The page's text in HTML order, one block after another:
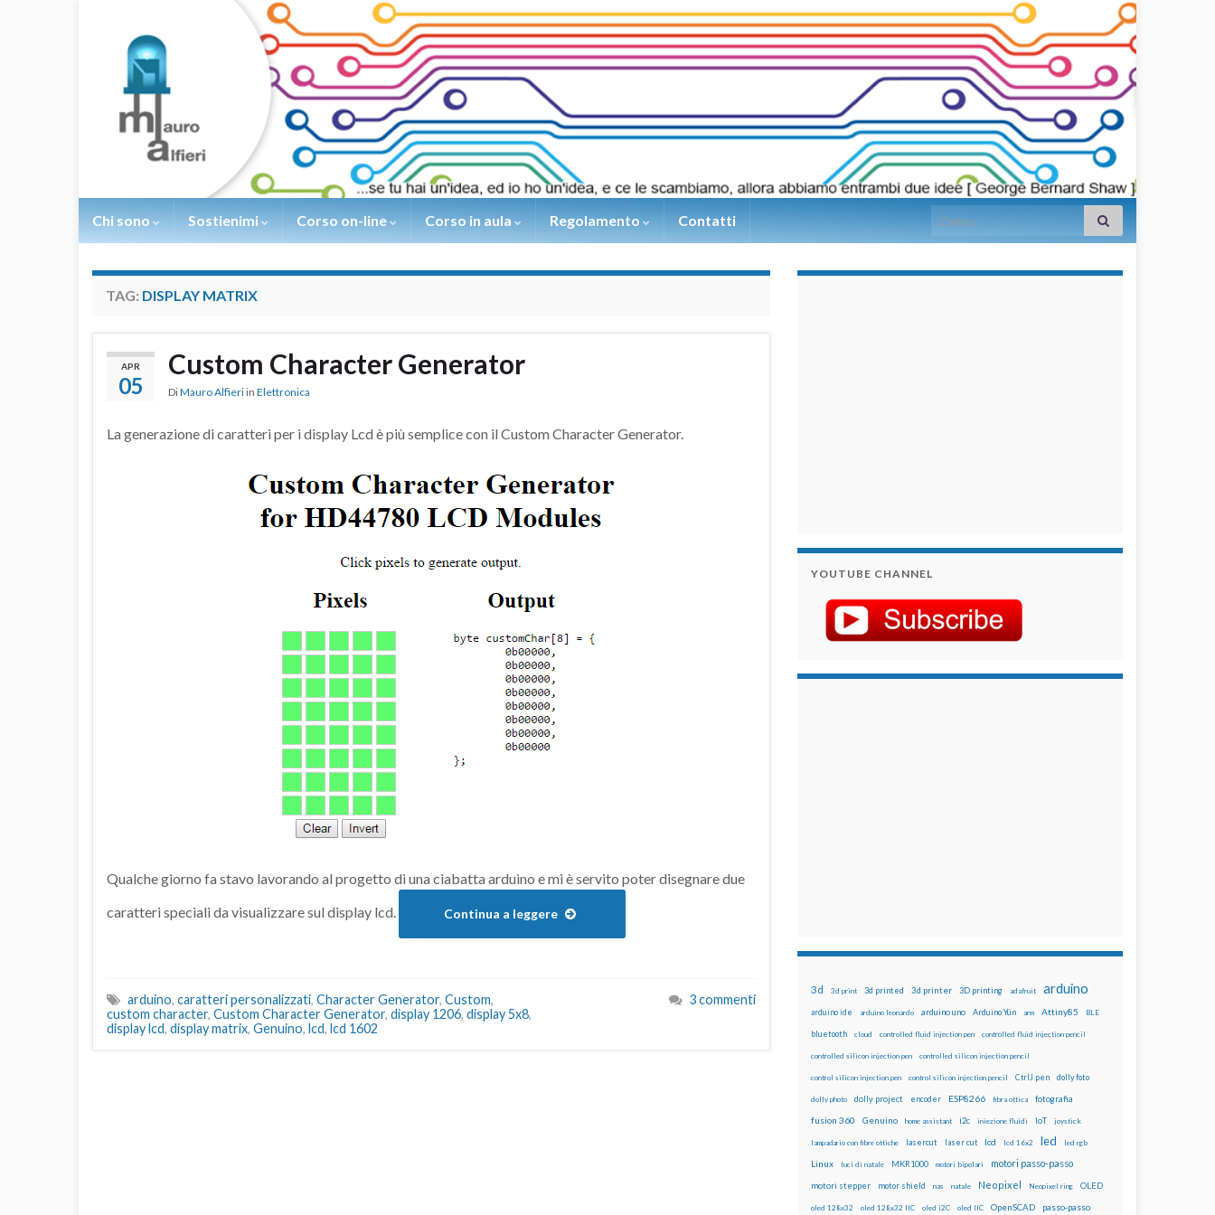
Chi sono Sostienimi Corso on-line Corso in aula Regolamento Contatti Search for:
TAG: DISPLAY MATRIX
APR
05
Custom Character Generator
DiMauro Alfieri in Elettronica
La generazione di caratteri per i display Lcd è più semplice con il Custom Character Generator.
Qualche giorno fa stavo lavorando al progetto di una ciabatta arduino e mi è servito poter disegnare due
caratteri speciali da visualizzare sul display lcd.
Continua a leggere
arduino, caratteri personalizzati, Character Generator, Custom,
custom character, Custom Character Generator, display 1206, display 5x8,
display lcd, display matrix, Genuino, lcd, lcd 1602
3 commenti
YOUTUBE CHANNEL
3d 3d print 3d printed 3d printer 3D printing adafruit arduino
arduino ide arduino leonardo arduino uno Arduino Yún arm Attiny85 BLE
bluetooth cloud controlled fluid injection pen controlled fluid injection pencil
controlled silicon injection pen controlled silicon injection pencil
control silicon injection pen control silicon injection pencil CtrlJ pen dolly foto
dolly photo dolly project encoder ESP8266 fibra ottica fotografia
fusion 360 Genuino home assistant i2c iniezione fluidi IoT joystick
lampadario con fibre ottiche lasercut laser cut lcd lcd 16x2 led led rgb
Linux luci di natale MKR1000 motori bipolari motori passo-passo
motori stepper motor shield nas natale Neopixel Neopixel ring OLED
oled 128x32 oled 128x32 IIC oled i2C oled IIC OpenSCAD passo-passo